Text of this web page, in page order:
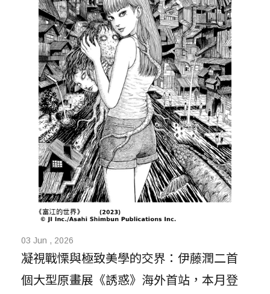
們 Contact Us
03 Jun , 2026
凝視戰慄與極致美學的交界：伊藤潤二首
個大型原畫展《誘惑》海外首站，本月登